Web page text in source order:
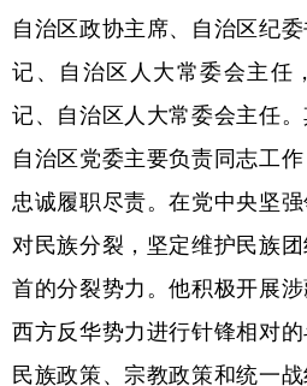
自治区政协主席、自治区纪
记、自治区人大常委会主任
记、自治区人大常委会主任
自治区党委主要负责同志工作
忠诚履职尽责。在党中央坚
对民族分裂，坚定维护民族
首的分裂势力。他积极开展
西方反华势力进行针锋相对
民族政策、宗教政策和统一